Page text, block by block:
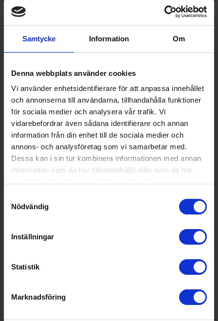
Samtycke Information Om
Denna webbplats använder cookies
Vi använder enhetsidentifierare för att anpassa innehållet
och annonserna till användarna, tillhandahålla funktioner
för sociala medier och analysera vår trafik. Vi
vidarebefordrar även sådana identifierare och annan
information från din enhet till de sociala medier och
annons- och analysföretag som vi samarbetar med.
Dessa kan i sin tur kombinera informationen med annan
information som du har tillhandahållit eller som de har
Nödvändig
Inställningar
Statistik
Marknadsföring
Mjölkskummare
Smeg MFF11RDEU
1 995:-
I lager